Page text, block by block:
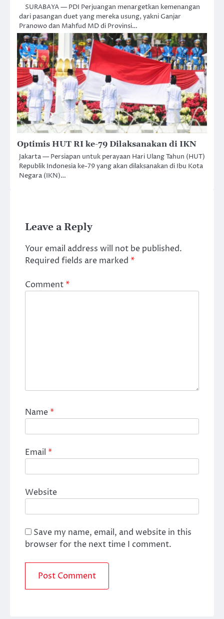
SURABAYA — PDI Perjuangan menargetkan kemenangan
dari pasangan duet yang mereka usung, yakni Ganjar
Pranowo dan Mahfud MD di Provinsi…
Optimis HUT RI ke-79 Dilaksanakan di IKN
Jakarta — Persiapan untuk perayaan Hari Ulang Tahun (HUT)
Republik Indonesia ke-79 yang akan dilaksanakan di Ibu Kota
Negara (IKN)…
Leave a Reply
Your email address will not be published.
Required fields are marked *
Comment*
Name*
Email *
Website
Save my name, email, and website in this
browser for the next time I comment.